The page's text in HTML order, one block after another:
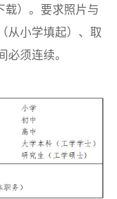
）。要求照片与
从小学填起）、取
须连续。